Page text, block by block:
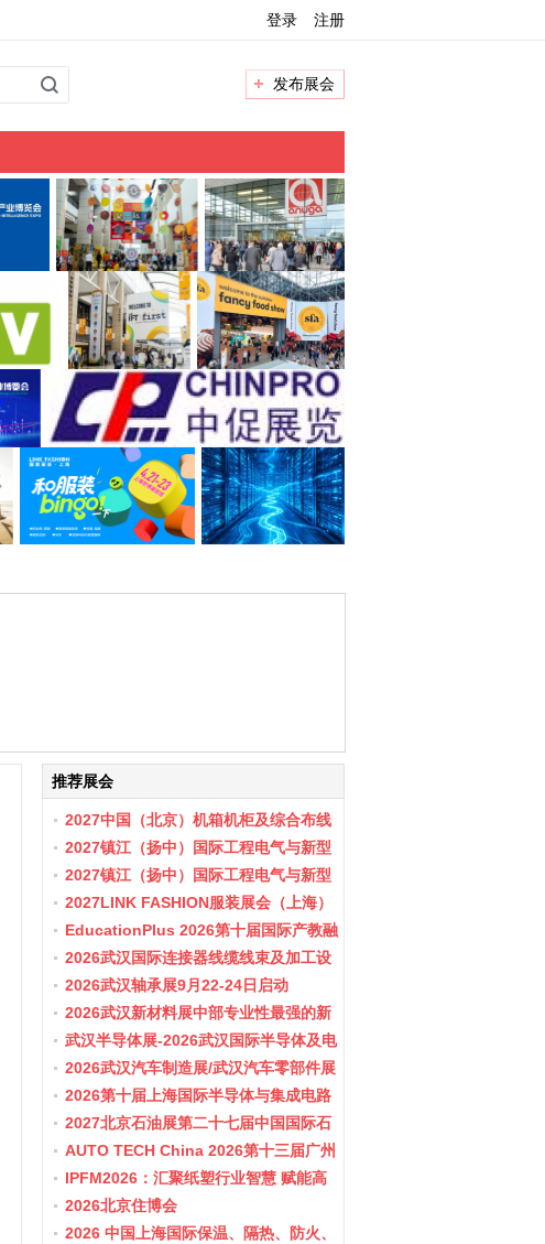
登录 注册
发布展会
推荐展会
2027中国（北京）机箱机柜及综合布线
数据中心设施展览会
2027镇江（扬中）国际工程电气与新型
储能展会
2027镇江（扬中）国际工程电气与新型
储能产业博览会
2027LINK FASHION服装展会（上海）
EducationPlus 2026第十届国际产教融
合博览会
2026武汉国际连接器线缆线束及加工设
备展览会
2026武汉轴承展9月22-24日启动
2026武汉新材料展中部专业性最强的新
材料行业盛会
武汉半导体展-2026武汉国际半导体及电
子展览会
2026武汉汽车制造展/武汉汽车零部件展
2026第十届上海国际半导体与集成电路
产业应用博览会-11月10-12日
2027北京石油展第二十七届中国国际石
油石化技术装备展览会
AUTO TECH China 2026第十三届广州
国际汽车零部件及加工技术、汽车模具
展览会
IPFM2026：汇聚纸塑行业智慧 赋能高
质健康发展
2026北京住博会
2026 中国上海国际保温、隔热、防火、